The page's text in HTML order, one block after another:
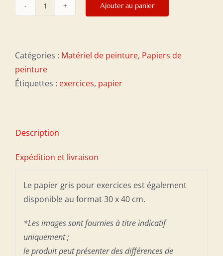
quantité
d'exercice
30
x
Ajouter au panier
Catégories : Matériel de peinture, Papiers de
peinture
Étiquettes : exercices, papier
Description
Expédition et livraison
Le papier gris pour exercices est également
disponible au format 30 x 40 cm.
*Les images sont fournies à titre indicatif
uniquement ;
le produit peut présenter des différences de